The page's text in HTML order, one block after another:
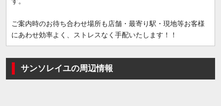
ご案内時のお待ち合わせ場所も店舗・最寄り駅・現地等お客様
にあわせ効率よく、ストレスなく手配いたします！！
サンソレイユの周辺情報